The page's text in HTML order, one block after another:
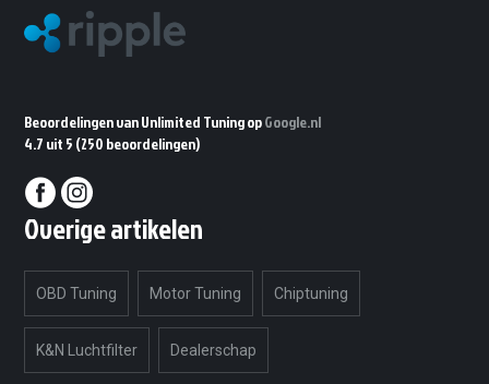
Beoordelingen van Unlimited Tuning opGoogle.nl
4.7 uit 5 (250 beoordelingen)
Overige artikelen
OBD Tuning Motor Tuning Chiptuning
K&N Luchtfilter Dealerschap